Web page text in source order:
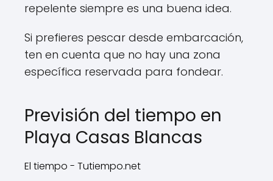
repelente siempre es una buena idea.
Si prefieres pescar desde embarcación,
ten en cuenta que no hay una zona
específica reservada para fondear.
Previsión del tiempo en
Playa Casas Blancas
El tiempo - Tutiempo.net